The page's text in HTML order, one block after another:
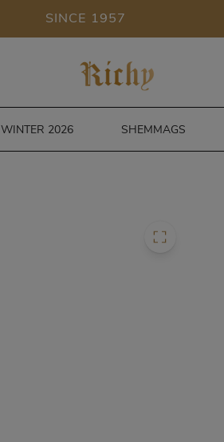
SINCE 1957
WINTER 2026 SHEMMAGS